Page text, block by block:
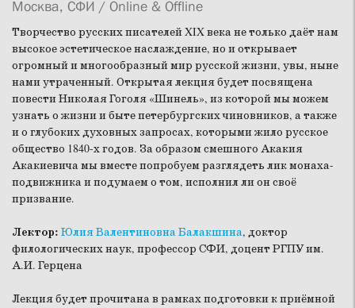
Москва, СФИ / Online & Offline
Творчество русских писателей XIX века не только даёт нам
высокое эстетическое наслаждение, но и открывает
огромный и многообразный мир русской жизни, увы, ныне
нами утраченный. Открытая лекция будет посвящена
повести Николая Гоголя «Шинель», из которой мы можем
узнать о жизни и быте петербургских чиновников, а также
и о глубоких духовных запросах, которыми жило русское
общество 1840-х годов. За образом смешного Акакия
Акакиевича мы вместе попробуем разглядеть лик монаха-
подвижника и подумаем о том, исполнил ли он своё
призвание.
Лектор: Юлия Валентиновна Балакшина, доктор
филологических наук, профессор СФИ, доцент РГПУ им.
А.И. Герцена
Лекция будет прочитана в рамках подготовки к приёмной